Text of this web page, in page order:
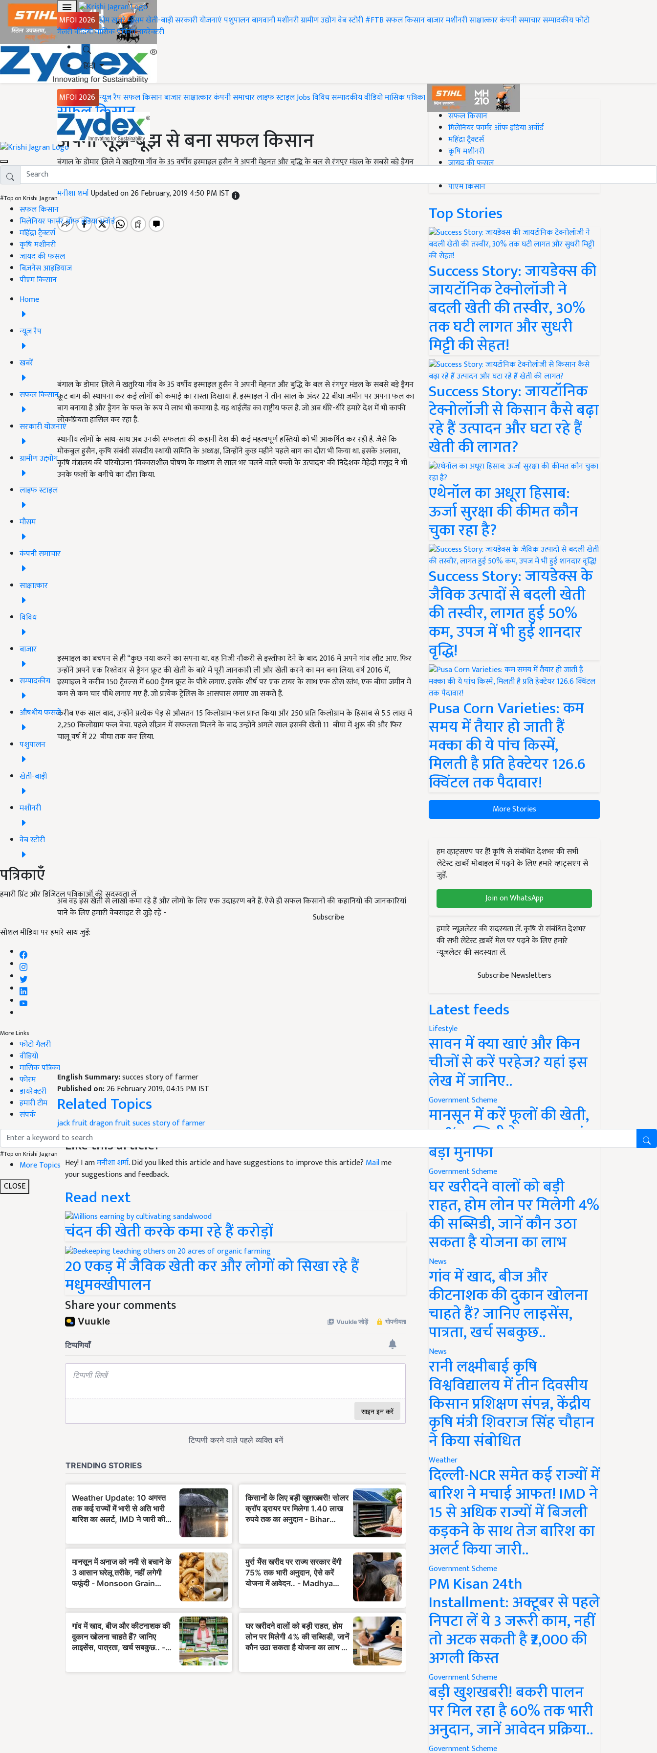
MFOI 2026 होमख़बरेंमौसमखेती-बाड़ीसरकारी योजनाएंपशुपालनबागवानीमशीनरीग्रामीण उद्योगवेब स्टोरी#FTBसफल किसानबाजारमशीनरीसाक्षात्कारकंपनी समाचारसम्पादकीयफोटो
गैलरीवीडियोमासिक पत्रिकाडायरेक्टरी
हिंदी
MFOI 2026 न्यूज़ रैपसफल किसानबाजारसाक्षात्कारकंपनी समाचारलाइफ स्टाइलJobsविविधसम्पादकीयवीडियोमासिक पत्रिका
#Top on Krishi Jagran
सफल किसान
मिलेनियर फार्मर ऑफ इंडिया अवॉर्ड
महिंद्रा ट्रैक्टर्स
कृषि मशीनरी
जायद की फसल
बिज़नेस आइडियाज
पीएम किसान
Home
न्यूज़ रैप
खबरें
सफल किसान
सरकारी योजनाएं
ग्रामीण उद्द्योग
लाइफ स्टाइल
मौसम
कंपनी समाचार
साक्षात्कार
विविध
बाजार
सम्पादकीय
औषधीय फसलें
पशुपालन
खेती-बाड़ी
मशीनरी
वेब स्टोरी
पत्रिकाएँ
हमारी प्रिंट और डिजिटल पत्रिकाओं की सदस्यता लें
Subscribe
सोशल मीडिया पर हमारे साथ जुड़ें:
More Links
फोटो गैलरी
वीडियो
मासिक पत्रिका
फोरम
डायरेक्टरी
हमारी टीम
संपर्क
#Top on Krishi Jagran
More Topics
CLOSE
Home
सफल किसान
अपनी सूझ-बूझ से बना सफल किसान
बंगाल के डोमार ज़िले में खतुरिया गाँव के 35 वर्षीय इस्माइल हुसैन ने अपनी मेहनत और बुद्धि के बल से रंगपुर मंडल के सबसे बड़े ड्रैगन
मनीशा शर्माUpdated on 26 February, 2019 4:50 PM IST
बंगाल के डोमार ज़िले में खतुरिया गाँव के 35 वर्षीय इस्माइल हुसैन ने अपनी मेहनत और बुद्धि के बल से रंगपुर मंडल के सबसे बड़े ड्रैगन
फ्रूट बाग की स्थापना कर कई लोगों को कमाई का रास्ता दिखाया है. इस्माइल ने तीन साल के अंदर 22 बीघा जमीन पर अपना फल का
बाग बनाया है और ड्रैगन के फल के रूप में लाभ भी कमाया है. यह थाईलैंड का राष्ट्रीय फल है. जो अब धीरे-धीरे हमारे देश में भी काफी
लोकप्रियता हासिल कर रहा है.
स्थानीय लोगों के साथ-साथ अब उनकी सफलता की कहानी देश की कई महत्वपूर्ण हस्तियों को भी आकर्षित कर रही है. जैसे कि
मोकबुल हुसैन, कृषि संबंधी संसदीय स्थायी समिति के अध्यक्ष, जिन्होंने कुछ महीने पहले बाग का दौरा भी किया था. इसके अलावा,
कृषि मंत्रालय की परियोजना 'विकासशील पोषण के माध्यम से साल भर चलने वाले फलों के उत्पादन' की निदेशक मेहेदी मसूद ने भी
उनके फलों के बगीचे का दौरा किया.
इस्माइल का बचपन से ही “कुछ नया करने का सपना था. वह निजी नौकरी से इस्तीफा देने के बाद 2016 में अपने गांव लौट आए. फिर
उन्होंने अपने एक रिश्तेदार से ड्रैगन फ्रूट की खेती के बारे में पूरी जानकारी ली और खेती करने का मन बना लिया. वर्ष 2016 में,
इस्माइल ने करीब 150 ट्रैवल्स में 600 ड्रैगन फ्रूट के पौधे लगाए. इसके शीर्ष पर एक टायर के साथ एक ठोस स्तंभ, एक बीघा जमीन में
कम से कम चार पौधे लगाए गए है. जो प्रत्येक ट्रेलिस के आसपास लगाए जा सकते हैं.
करीब एक साल बाद, उन्होंने प्रत्येक पेड़ से औसतन 15 किलोग्राम फल प्राप्त किया और 250 प्रति किलोग्राम के हिसाब से 5.5 लाख में
2,250 किलोग्राम फल बेचा. पहले सीज़न में सफलता मिलने के बाद उन्होंने अगले साल इसकी खेती 11 बीघा में शुरू की और फिर
चालू वर्ष में 22 बीघा तक कर लिया.
अब वह इस खेती से लाखों कमा रहे हैं और लोगों के लिए एक उदाहरण बने हैं. ऐसे ही सफल किसानों की कहानियों की जानकारियां
पाने के लिए हमारी वेबसाइट से जुड़े रहें -
English Summary:succes story of farmer
Published on:26 February 2019, 04:15 PM IST
Related Topics
jack fruitdragon fruitsuces story of farmer
Like this article?
Hey! I amमनीशा शर्मा. Did you liked this article and have suggestions to improve this article? Mailme
your suggestions and feedback.
Read next
चंदन की खेती करके कमा रहे हैं करोड़ों
20 एकड़ में जैविक खेती कर और लोगों को सिखा रहे हैं
मधुमक्खीपालन
Share your comments
#Top on Krishi Jagran
सफल किसान
मिलेनियर फार्मर ऑफ इंडिया अवॉर्ड
महिंद्रा ट्रैक्टर्स
कृषि मशीनरी
जायद की फसल
पीएम किसान
Top Stories
Success Story: जायडेक्स की
जायटॉनिक टेक्नोलॉजी ने
बदली खेती की तस्वीर, 30%
तक घटी लागत और सुधरी
मिट्टी की सेहत!
Success Story: जायटॉनिक
टेक्नोलॉजी से किसान कैसे बढ़ा
रहे हैं उत्पादन और घटा रहे हैं
खेती की लागत?
एथेनॉल का अधूरा हिसाब:
ऊर्जा सुरक्षा की कीमत कौन
चुका रहा है?
Success Story: जायडेक्स के
जैविक उत्पादों से बदली खेती
की तस्वीर, लागत हुई 50%
कम, उपज में भी हुई शानदार
वृद्धि!
Pusa Corn Varieties: कम
समय में तैयार हो जाती हैं
मक्का की ये पांच किस्में,
मिलती है प्रति हेक्टेयर 126.6
क्विंटल तक पैदावार!
More Stories
हम व्हाट्सएप पर हैं! कृषि से संबंधित देशभर की सभी
लेटेस्ट ख़बरें मोबाइल में पढ़ने के लिए हमारे व्हाट्सएप से
जुड़ें.
Join on WhatsApp
हमारे न्यूज़लेटर की सदस्यता लें. कृषि से संबंधित देशभर
की सभी लेटेस्ट ख़बरें मेल पर पढ़ने के लिए हमारे
न्यूज़लेटर की सदस्यता लें.
Subscribe Newsletters
Latest feeds
Lifestyle
सावन में क्या खाएं और किन
चीजों से करें परहेज? यहां इस
लेख में जानिए..
Government Scheme
मानसून में करें फूलों की खेती,
50% सब्सिडी के साथ कमाएं
बड़ा मुनाफा
Government Scheme
घर खरीदने वालों को बड़ी
राहत, होम लोन पर मिलेगी 4%
की सब्सिडी, जानें कौन उठा
सकता है योजना का लाभ
News
गांव में खाद, बीज और
कीटनाशक की दुकान खोलना
चाहते हैं? जानिए लाइसेंस,
पात्रता, खर्च सबकुछ..
News
रानी लक्ष्मीबाई कृषि
विश्वविद्यालय में तीन दिवसीय
किसान प्रशिक्षण संपन्न, केंद्रीय
कृषि मंत्री शिवराज सिंह चौहान
ने किया संबोधित
Weather
दिल्ली-NCR समेत कई राज्यों में
बारिश ने मचाई आफत! IMD ने
15 से अधिक राज्यों में बिजली
कड़कने के साथ तेज बारिश का
अलर्ट किया जारी..
Government Scheme
PM Kisan 24th
Installment: अक्टूबर से पहले
निपटा लें ये 3 जरूरी काम, नहीं
तो अटक सकती है ₹2,000 की
अगली किस्त
Government Scheme
बड़ी खुशखबरी! बकरी पालन
पर मिल रहा है 60% तक भारी
अनुदान, जानें आवेदन प्रक्रिया..
Government Scheme